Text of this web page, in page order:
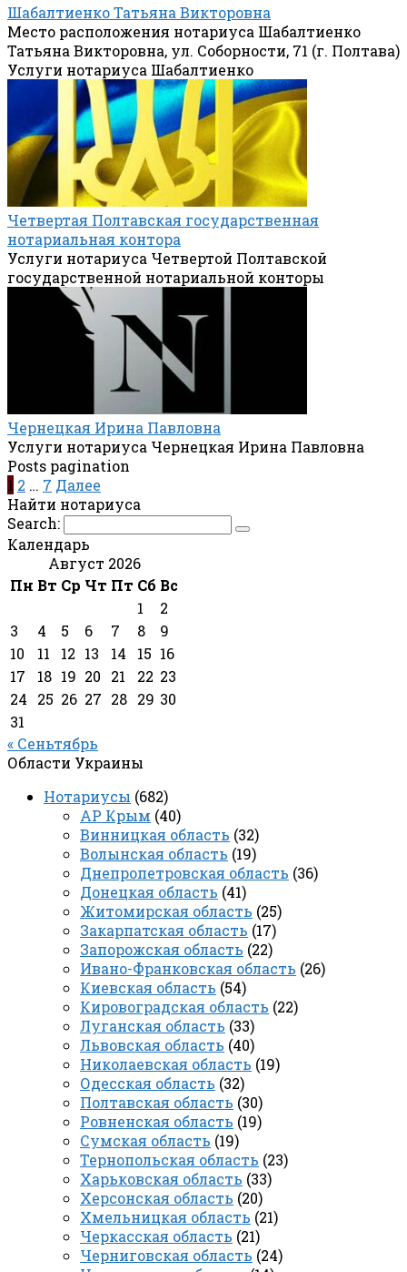
Шабалтиенко Татьяна Викторовна
Место расположения нотариуса Шабалтиенко
Татьяна Викторовна, ул. Соборности, 71 (г. Полтава)
Услуги нотариуса Шабалтиенко
Четвертая Полтавская государственная
нотариальная контора
Услуги нотариуса Четвертой Полтавской
государственной нотариальной конторы
Чернецкая Ирина Павловна
Услуги нотариуса Чернецкая Ирина Павловна
Posts pagination
1 2 … 7 Далее
Найти нотариуса
Search:
Календарь
Август 2026
Пн Вт Ср Чт Пт Сб Вс
1
2
3
4 5 6 7 8
9
10
11 12 13 14 15 16
17
18 19 20 21 22 23
24
25 26 27 28 29 30
31
« Сеньтябрь
Области Украины
Нотариусы (682)
АР Крым (40)
Винницкая область (32)
Волынская область (19)
Днепропетровская область (36)
Донецкая область (41)
Житомирская область (25)
Закарпатская область (17)
Запорожская область (22)
Ивано-Франковская область (26)
Киевская область (54)
Кировоградская область (22)
Луганская область (33)
Львовская область (40)
Николаевская область (19)
Одесская область (32)
Полтавская область (30)
Ровненская область (19)
Сумская область (19)
Тернопольская область (23)
Харьковская область (33)
Херсонская область (20)
Хмельницкая область (21)
Черкасская область (21)
Черниговская область (24)